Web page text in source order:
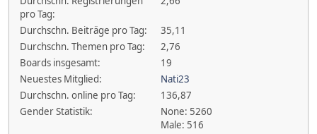
pro Tag:
Durchschn. Beiträge pro Tag:
35,11
Durchschn. Themen pro Tag:
2,76
Boards insgesamt:
19
Neuestes Mitglied:
Nati23
Durchschn. online pro Tag:
136,87
Gender Statistik:
None: 5260
Male: 516